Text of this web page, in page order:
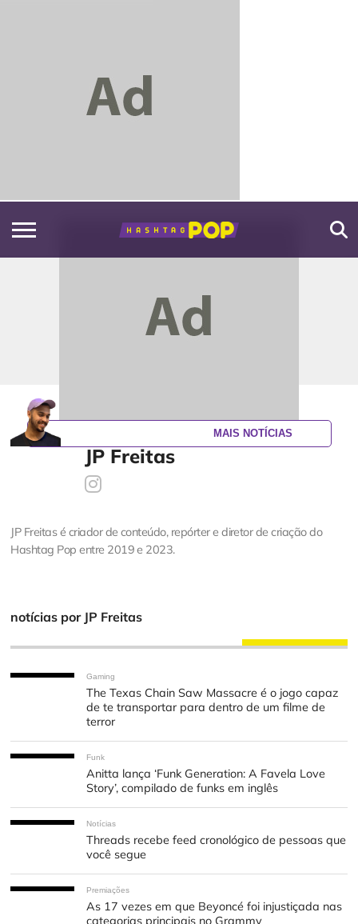
JP Freitas
JP Freitas é criador de conteúdo, repórter e diretor de criação do
Hashtag Pop entre 2019 e 2023.
notícias por JP Freitas
Gaming
The Texas Chain Saw Massacre é o jogo capaz
de te transportar para dentro de um filme de
terror
Funk
Anitta lança ‘Funk Generation: A Favela Love
Story’, compilado de funks em inglês
Notícias
Threads recebe feed cronológico de pessoas que
você segue
Premiações
As 17 vezes em que Beyoncé foi injustiçada nas
categorias principais no Grammy
MAIS NOTÍCIAS